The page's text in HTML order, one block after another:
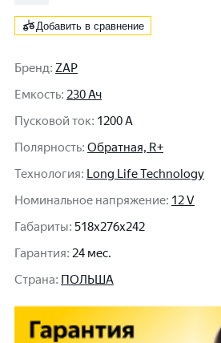
Добавить в сравнение
Бренд: ZAP
Емкость: 230 Ач
Пусковой ток: 1200 A
Полярность: Обратная, R+
Технология: Long Life Technology
Номинальное напряжение: 12 V
Габариты: 518x276x242
Гарантия: 24 мес.
Cтрана: ПОЛЬША